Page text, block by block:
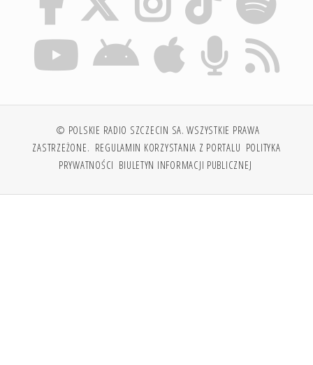
© POLSKIE RADIO SZCZECIN SA. WSZYSTKIE PRAWA
ZASTRZEŻONE. REGULAMIN KORZYSTANIA Z PORTALU POLITYKA
PRYWATNOŚCI BIULETYN INFORMACJI PUBLICZNEJ